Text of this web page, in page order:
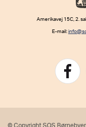
Amerikavej 15C, 2.
E-mail:
© Copyright SOS